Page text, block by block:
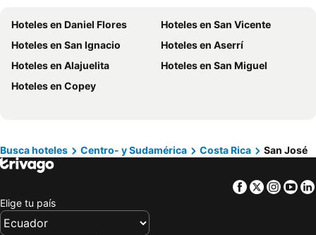
Hoteles en Campania
Hoteles en Italia
Hoteles en Noruega
Hoteles en Tailandia
Hoteles en San Cristóbal
Hoteles en Isla de Santorini
Hoteles en Daniel Flores
Hoteles en San Vicente
Hoteles en San Ignacio
Hoteles en Aserrí
Hoteles en Alajuelita
Hoteles en San Miguel
Hoteles en Copey
Busca hoteles Centro- y Sudamérica Costa Rica San José
Facebook
Twitter
Elige tu país